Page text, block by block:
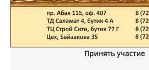
Принять участие